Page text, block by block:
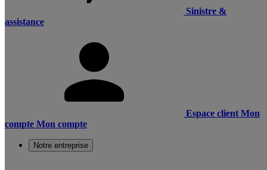
Sinistre &
assistance
Espace client Mon
compte Mon compte
Notre entreprise